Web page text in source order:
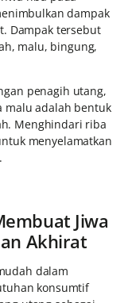
dampak
Dampak tersebut
malu, bingung,
penagih utang,
malu adalah bentuk
Menghindari riba
menyelamatkan
Jiwa
Akhirat
dalam
konsumtif